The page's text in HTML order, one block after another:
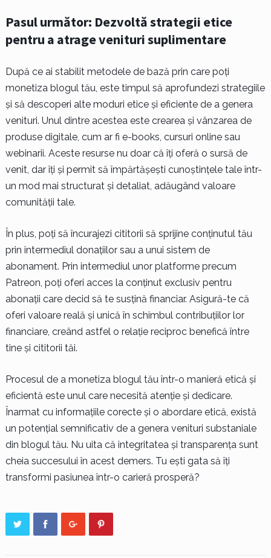
Pasul următor: Dezvoltă strategii etice
pentru a atrage venituri suplimentare
După ce ai stabilit metodele de bază prin care poți
monetiza blogul tău, este timpul să aprofundezi strategiile
și să descoperi alte moduri etice și eficiente de a genera
venituri. Unul dintre acestea este crearea și vânzarea de
produse digitale, cum ar fi e-books, cursuri online sau
webinarii. Aceste resurse nu doar că îți oferă o sursă de
venit, dar îți și permit să împărtășești cunoștințele tale într-
un mod mai structurat și detaliat, adăugând valoare
comunității tale.
În plus, poți să încurajezi cititorii să sprijine conținutul tău
prin intermediul donațiilor sau a unui sistem de
abonament. Prin intermediul unor platforme precum
Patreon, poți oferi acces la conținut exclusiv pentru
abonații care decid să te susțină financiar. Asigură-te că
oferi valoare reală și unică în schimbul contribuțiilor lor
financiare, creând astfel o relație reciproc benefică între
tine și cititorii tăi.
Procesul de a monetiza blogul tău într-o manieră etică și
eficientă este unul care necesită atenție și dedicare.
Înarmat cu informațiile corecte și o abordare etică, există
un potențial semnificativ de a genera venituri substaniale
din blogul tău. Nu uita că integritatea și transparența sunt
cheia succesului în acest demers. Tu ești gata să îți
transformi pasiunea într-o carieră prosperă?